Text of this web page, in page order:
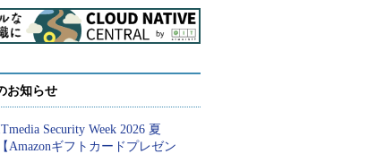
お知らせ
Security Week 2026 夏
【Amazonギフトカードプレゼン